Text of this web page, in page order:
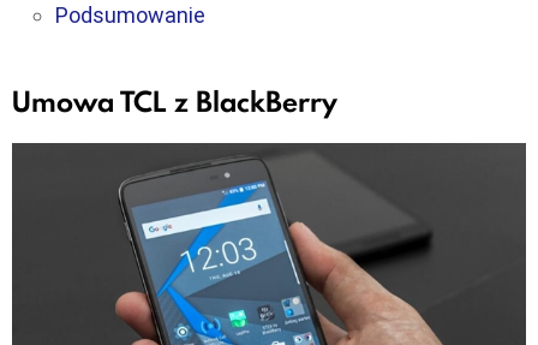
Podsumowanie
Umowa TCL z BlackBerry